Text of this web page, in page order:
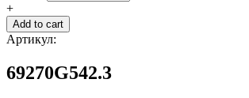
+
Артикул:
69270G542.3